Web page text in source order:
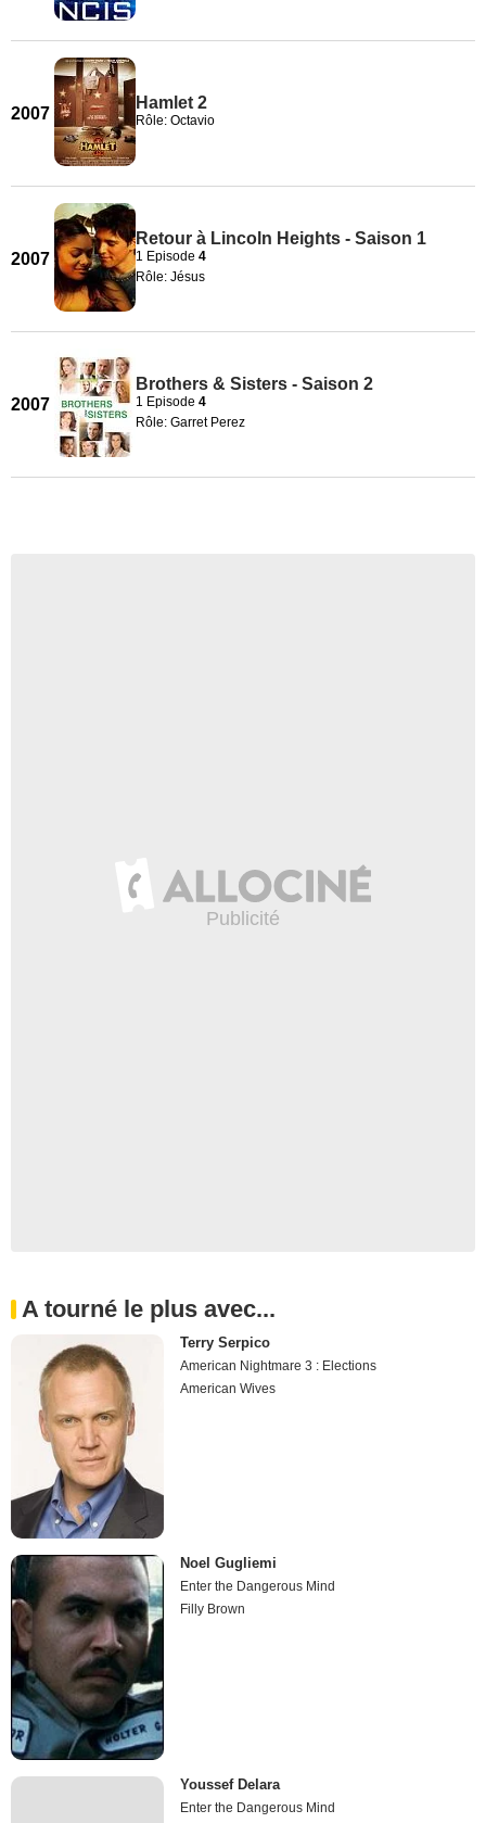
2007
Hamlet 2
Rôle: Octavio
2007
Retour à Lincoln Heights - Saison 1
1 Episode 4
Rôle: Jésus
2007
Brothers & Sisters - Saison 2
1 Episode 4
Rôle: Garret Perez
A tourné le plus avec...
Terry Serpico
American Nightmare 3 : Elections
American Wives
Noel Gugliemi
Enter the Dangerous Mind
Filly Brown
Youssef Delara
Enter the Dangerous Mind